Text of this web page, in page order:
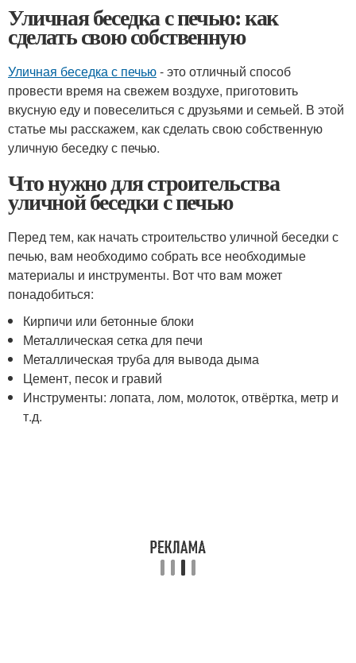
Уличная беседка с печью: как
сделать свою собственную
Уличная беседка с печью- это отличный способ
провести время на свежем воздухе, приготовить
вкусную еду и повеселиться с друзьями и семьей. В этой
статье мы расскажем, как сделать свою собственную
уличную беседку с печью.
Что нужно для строительства
уличной беседки с печью
Перед тем, как начать строительство уличной беседки с
печью, вам необходимо собрать все необходимые
материалы и инструменты. Вот что вам может
понадобиться:
Кирпичи или бетонные блоки
Металлическая сетка для печи
Металлическая труба для вывода дыма
Цемент, песок и гравий
Инструменты: лопата, лом, молоток, отвёртка, метр и
т.д.